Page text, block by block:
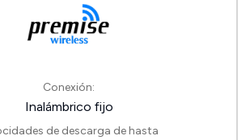
Conexión:
Inalámbrico fijo
de descarga de hasta